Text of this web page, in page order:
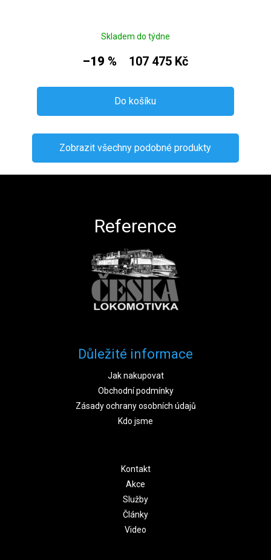
Skladem do týdne
–19 % 107 475 Kč
Do košíku
Zobrazit všechny podobné produkty
Reference
Důležité informace
Jak nakupovat
Obchodní podmínky
Zásady ochrany osobních údajů
Kdo jsme
Kontakt
Akce
Služby
Články
Video